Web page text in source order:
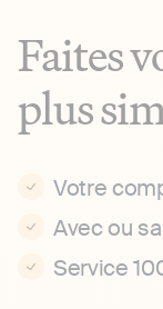
Faites
plus
Votre
Avec ou
Service